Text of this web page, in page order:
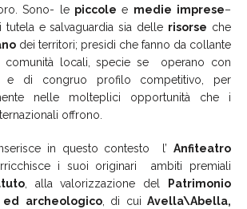
Sono- le piccole e medie imprese–
tutela e salvaguardia sia delle risorse che
dei territori; presidi che fanno da collante
comunità locali, specie se operano con
e di congruo profilo competitivo, per
nelle molteplici opportunità che i
offrono.
in questo contesto l’ Anfiteatro
i suoi originari ambiti premiali
, alla valorizzazione del
Patrimonio
ed archeologico, di cui Avella\Abella,